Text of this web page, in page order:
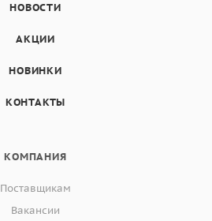
НОВОСТИ
АКЦИИ
НОВИНКИ
КОНТАКТЫ
КОМПАНИЯ
Поставщикам
Вакансии